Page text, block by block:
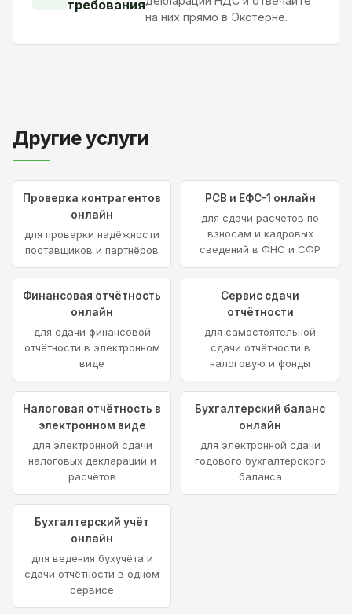
требования
на них прямо в Экстерне.
Другие услуги
Проверка контрагентов
онлайн
для проверки надёжности
поставщиков и партнёров
РСВ и ЕФС-1 онлайн
для сдачи расчётов по
взносам и кадровых
сведений в ФНС и СФР
Финансовая отчётность
онлайн
для сдачи финансовой
отчётности в электронном
виде
Сервис сдачи
отчётности
для самостоятельной
сдачи отчётности в
налоговую и фонды
Налоговая отчётность в
электронном виде
для электронной сдачи
налоговых деклараций и
расчётов
Бухгалтерский баланс
онлайн
для электронной сдачи
годового бухгалтерского
баланса
Бухгалтерский учёт
онлайн
для ведения бухучёта и
сдачи отчётности в одном
сервисе